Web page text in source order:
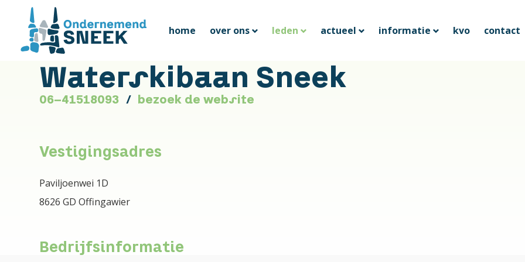
home over ons leden actueel informatie kvo contact
Waterskibaan Sneek
06-41518093 bezoek de website
Vestigingsadres
Paviljoenwei 1D
8626 GD Offingawier
Bedrijfsinformatie